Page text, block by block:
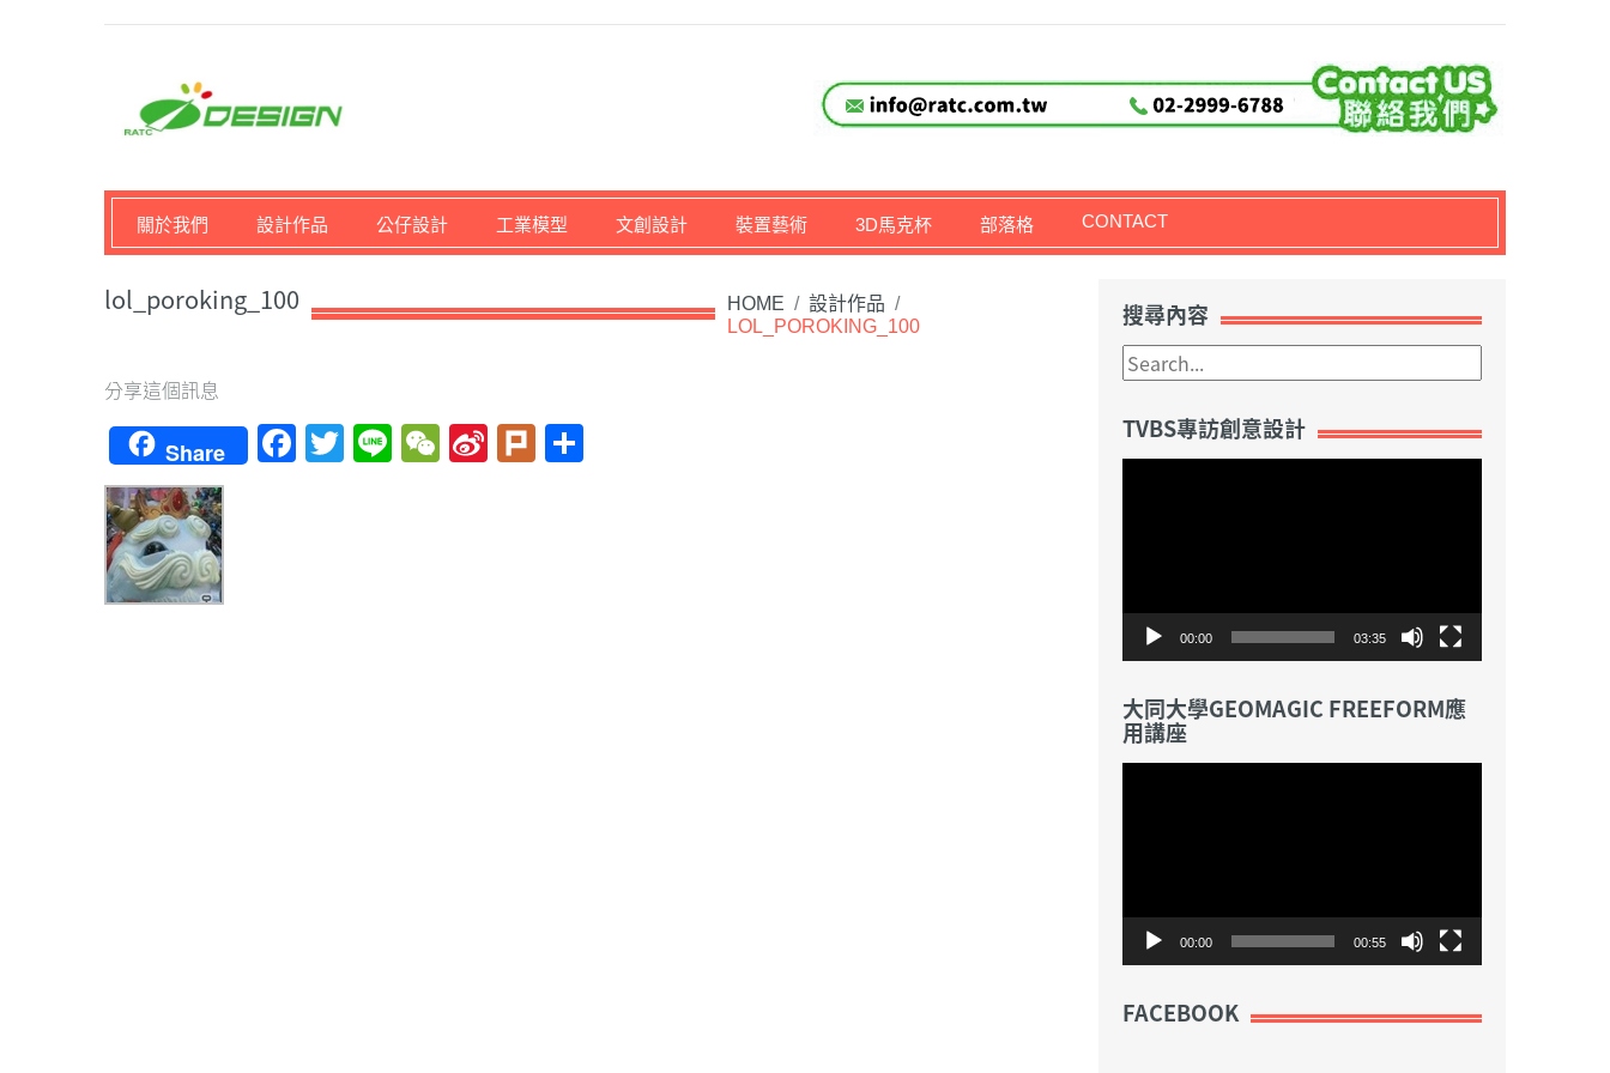
馬路科技創意設計-3D公仔,文創,獎盃設計專家
關於我們 設計作品 公仔設計 工業模型 文創設計 裝置藝術 3D馬克杯 部落格 CONTACT
HOME / 設計作品 /
LOL_POROKING_100
lol_poroking_100
分享這個訊息
Share Facebook
Twitter
LineWeChat
Sina
Weibo
Plurk
搜尋內容
TVBS專訪創意設計
00:00 03:35
大同大學GEOMAGIC FREEFORM應
用講座
00:00 00:55
FACEBOOK